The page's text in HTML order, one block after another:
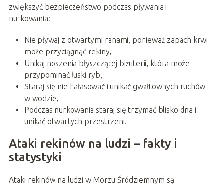
zwiększyć bezpieczeństwo podczas pływania i
nurkowania:
Nie pływaj z otwartymi ranami, ponieważ zapach krwi
może przyciągnąć rekiny,
Unikaj noszenia błyszczącej biżuterii, która może
przypominać łuski ryb,
Staraj się nie hałasować i unikać gwałtownych ruchów
w wodzie,
Podczas nurkowania staraj się trzymać blisko dna i
unikać otwartych przestrzeni.
Ataki rekinów na ludzi – fakty i
statystyki
Ataki rekinów na ludzi w Morzu Śródziemnym są